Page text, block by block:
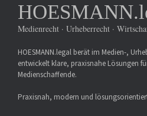
Medienrecht · Urheberrecht ·
HOESMANN.legal berät im Medien-,
entwickelt klare, praxisnahe Lösungen
Medienschaffende.
Praxisnah, modern und